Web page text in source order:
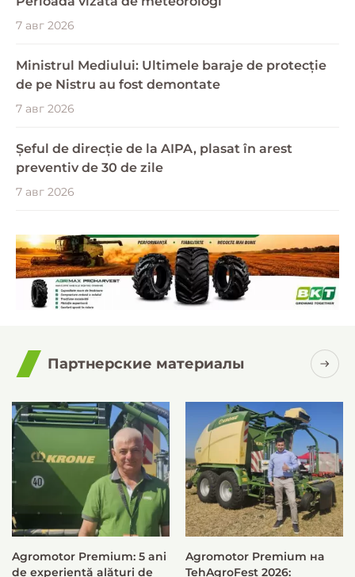
7 авг 2026
Ministrul Mediului: Ultimele baraje de protecție
de pe Nistru au fost demontate
7 авг 2026
Șeful de direcție de la AIPA, plasat în arest
preventiv de 30 de zile
7 авг 2026
Партнерские материалы
Agromotor Premium: 5 ani
de experiență alături de
Agromotor Premium на
TehAgroFest 2026: